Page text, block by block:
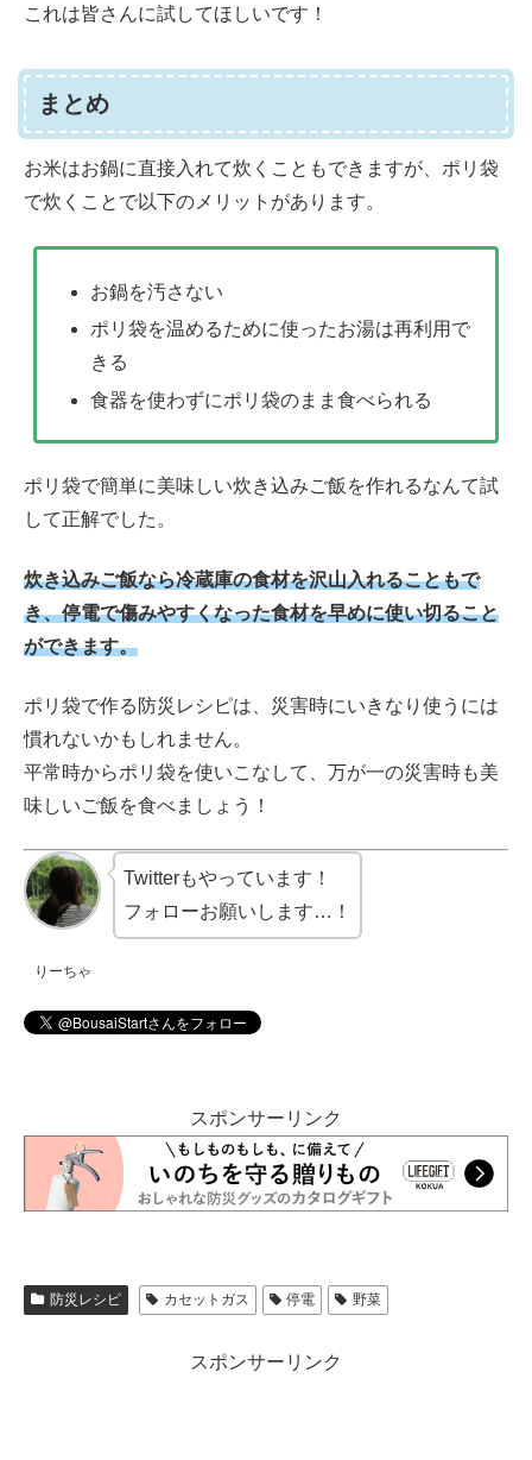
これは皆さんに試してほしいです！
まとめ
お米はお鍋に直接入れて炊くこともできますが、ポリ袋
で炊くことで以下のメリットがあります。
お鍋を汚さない
ポリ袋を温めるために使ったお湯は再利用で
きる
食器を使わずにポリ袋のまま食べられる
ポリ袋で簡単に美味しい炊き込みご飯を作れるなんて試
して正解でした。
炊き込みご飯なら冷蔵庫の食材を沢山入れることもで
き、停電で傷みやすくなった食材を早めに使い切ること
ができます。
ポリ袋で作る防災レシピは、災害時にいきなり使うには
慣れないかもしれません。
平常時からポリ袋を使いこなして、万が一の災害時も美
味しいご飯を食べましょう！
りーちゃ
Twitterもやっています！
フォローお願いします…！
スポンサーリンク
防災レシピ カセットガス 停電 野菜
スポンサーリンク